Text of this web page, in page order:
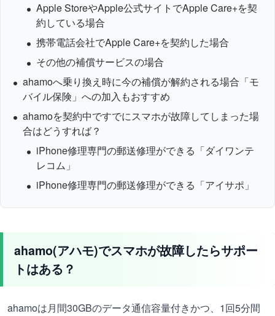
Apple StoreやApple公式サイトでApple Care+を契
約している場合
携帯電話会社でApple Care+を契約した場合
その他の補償サービスの場合
ahamoへ乗り換え時に今の補償が解約される場合「モ
バイル保険」への加入もおすすめ
ahamoを契約中ですでにスマホが故障してしまった場
合はどうすれば？
iPhone修理専門の郵送修理ができる「ダイワンテ
レコム」
iPhone修理専門の郵送修理ができる「アイサポ」
ahamo(アハモ)でスマホが故障したらサポー
トはある？
ahamoは月間30GBのデータ通信容量付きかつ、1回5分間